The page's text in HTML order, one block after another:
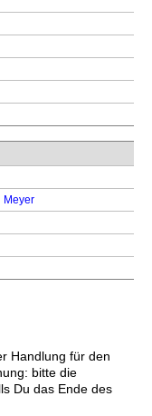
Meyer
Handlung für den
bitte die
Du das Ende des